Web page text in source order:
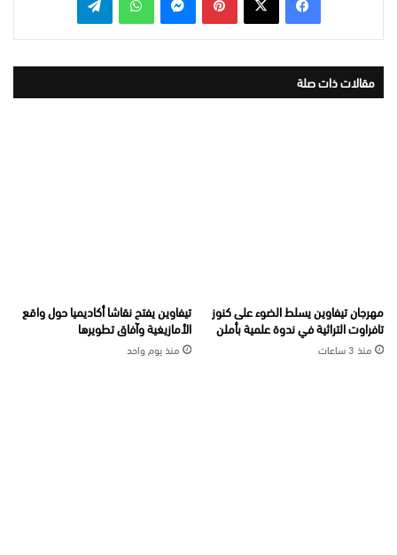
مقالات ذات صلة
مهرجان تيفاوين يسلط الضوء على كنوز
تافراوت التراثية في ندوة علمية بأملن
منذ 3 ساعات
تيفاوين يفتح نقاشا أكاديميا حول واقع
الأمازيغية وآفاق تطويرها
منذ يوم واحد